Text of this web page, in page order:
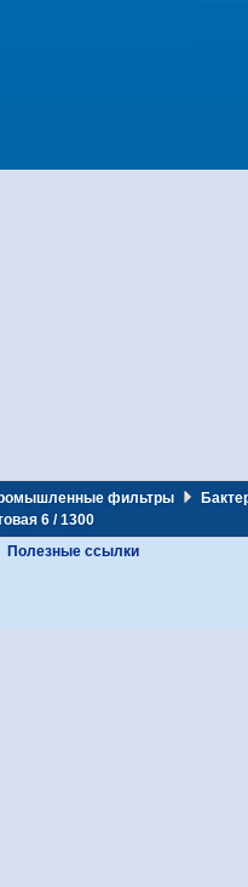
фильтры
6 / 1300
Полезные ссылки